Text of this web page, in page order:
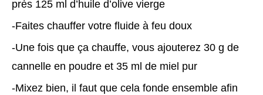
près 125 ml d’huile d’olive vierge
-Faites chauffer votre fluide à feu doux
-Une fois que ça chauffe, vous ajouterez 30 g de
cannelle en poudre et 35 ml de miel pur
-Mixez bien, il faut que cela fonde ensemble afin